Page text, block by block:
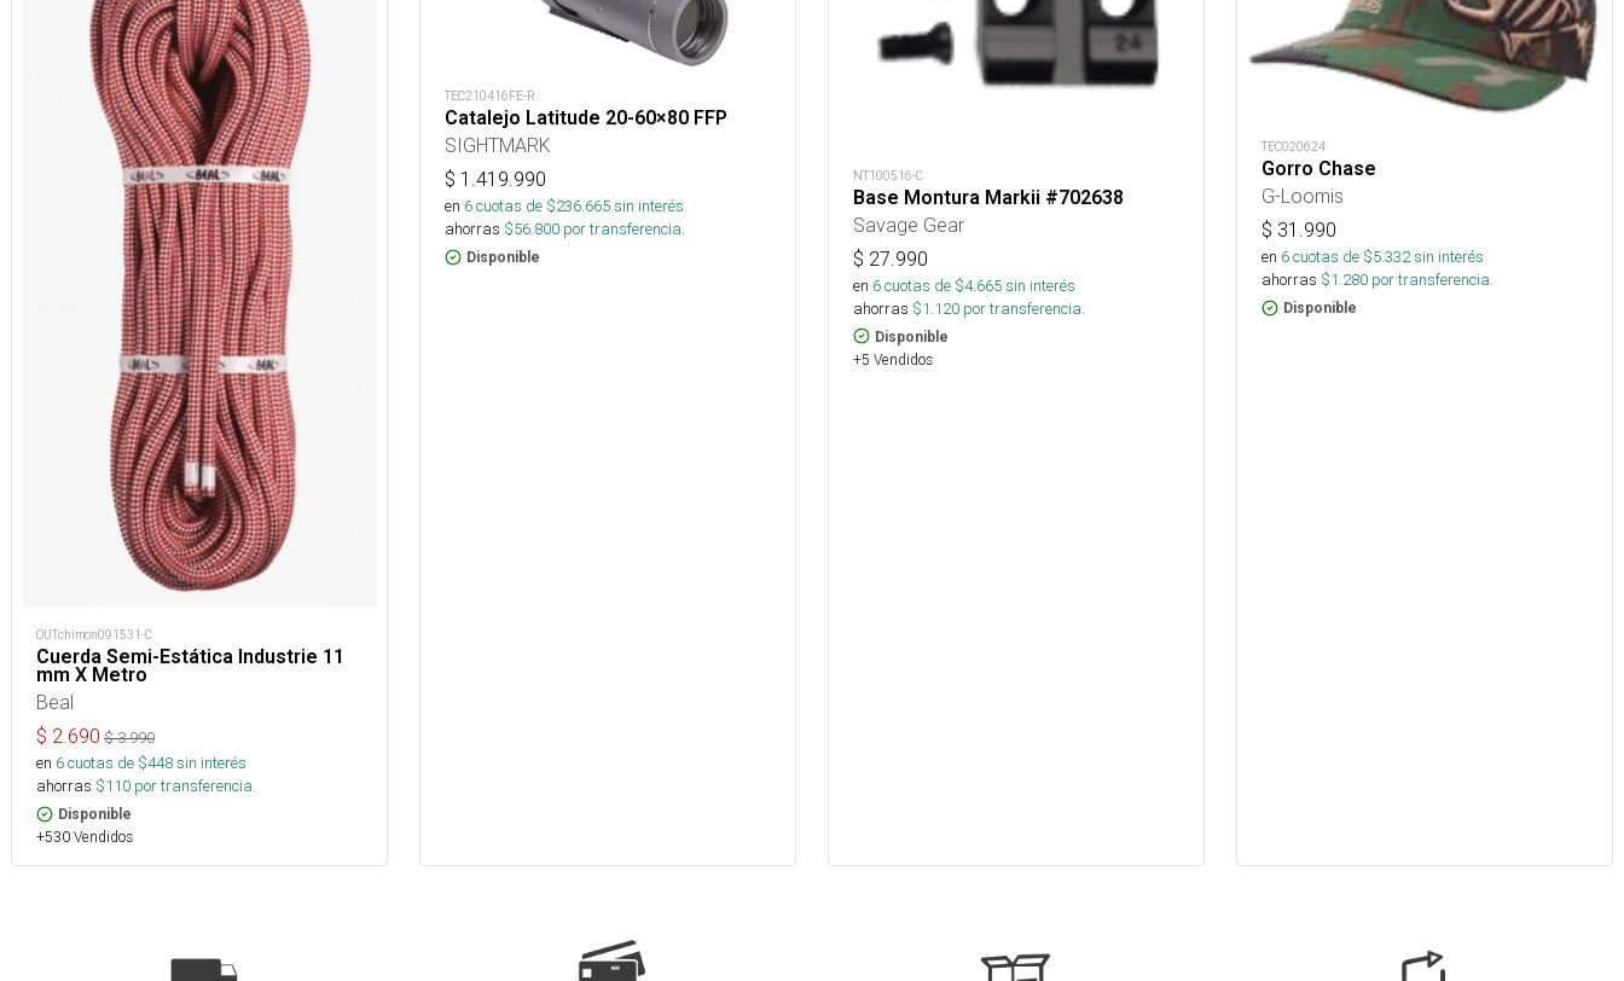
OUTchimon091531-C
Cuerda Semi-Estática Industrie 11
mm X Metro
Beal
$ 2.690 $3.990
en 6cuotas de $448sin interés
ahorras $110 por transferencia.
Disponible
+530 Vendidos
TEC210416FE-R
Catalejo Latitude 20-60×80 FFP
SIGHTMARK
$ 1.419.990
en 6cuotas de $236.665sin interés
ahorras $56.800 por transferencia.
Disponible
NT100516-C
Base Montura Markii #702638
Savage Gear
$ 27.990
en 6cuotas de $4.665sin interés
ahorras $1.120 por transferencia.
Disponible
+5 Vendidos
TEC020624
Gorro Chase
G-Loomis
$ 31.990
en 6cuotas de $5.332sin interés
ahorras $1.280 por transferencia.
Disponible